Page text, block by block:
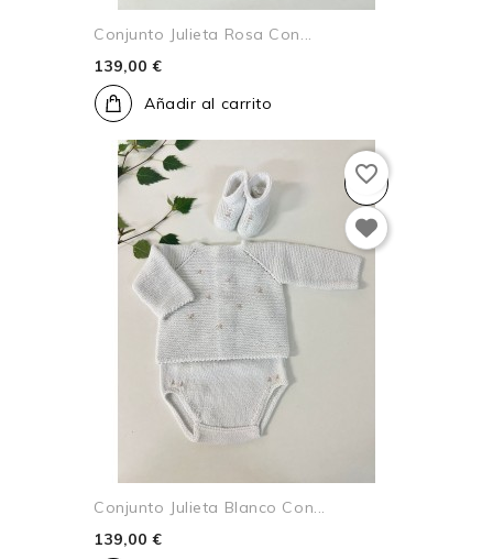
Conjunto Julieta Rosa Con...
139,00 €
Añadir al carrito
Conjunto Julieta Blanco Con...
139,00 €
favorite_border